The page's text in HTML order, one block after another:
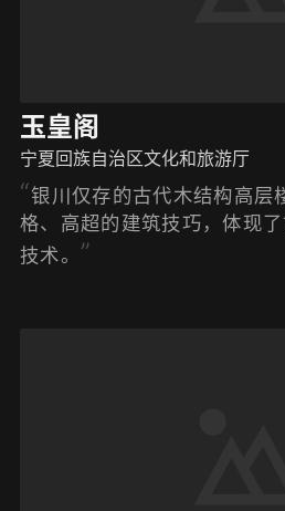
玉皇阁
宁夏回族自治区文化和旅游厅
银川仅存的古代木结构高层
格、高超的建筑技巧，体现
技术。